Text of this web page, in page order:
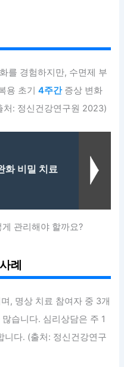
를 경험하지만, 수면제 부
용 초기4주간증상 변화
처: 정신건강연구원 2023)
화 비밀 치료
관리해야 할까요?
례
, 명상 치료 참여자 중 3개
습니다. 심리상담은 주 1
니다. (출처: 정신건강연구